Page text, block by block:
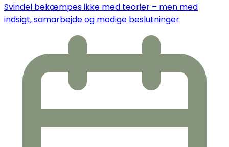
Svindel bekæmpes ikke med teorier – men med
indsigt, samarbejde og modige beslutninger